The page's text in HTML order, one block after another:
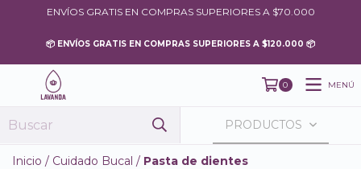
ENVÍOS GRATIS EN COMPRAS SUPERIORES A $70.000
0 MENÚ
PRODUCTOS
Inicio / Cuidado Bucal / Pasta de dientes